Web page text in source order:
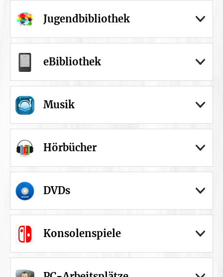
Jugendbibliothek
eBibliothek
Musik
Hörbücher
DVDs
Konsolenspiele